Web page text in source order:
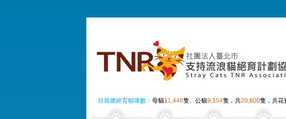
目前總絕育貓咪數： 母貓11,446隻、公貓9,154隻，共20,600隻，共花